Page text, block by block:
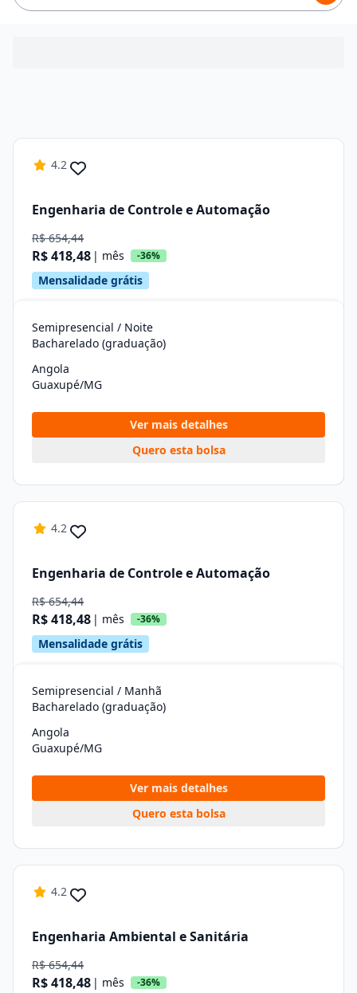
4.2
Engenharia de Controle e Automação
R$ 654,44
R$ 418,48 | mês -36%
Mensalidade grátis
Semipresencial / Noite
Bacharelado (graduação)
Angola
Guaxupé/MG
Ver mais detalhes
Quero esta bolsa
4.2
Engenharia de Controle e Automação
R$ 654,44
R$ 418,48 | mês -36%
Mensalidade grátis
Semipresencial / Manhã
Bacharelado (graduação)
Angola
Guaxupé/MG
Ver mais detalhes
Quero esta bolsa
4.2
Engenharia Ambiental e Sanitária
R$ 654,44
R$ 418,48 | mês -36%